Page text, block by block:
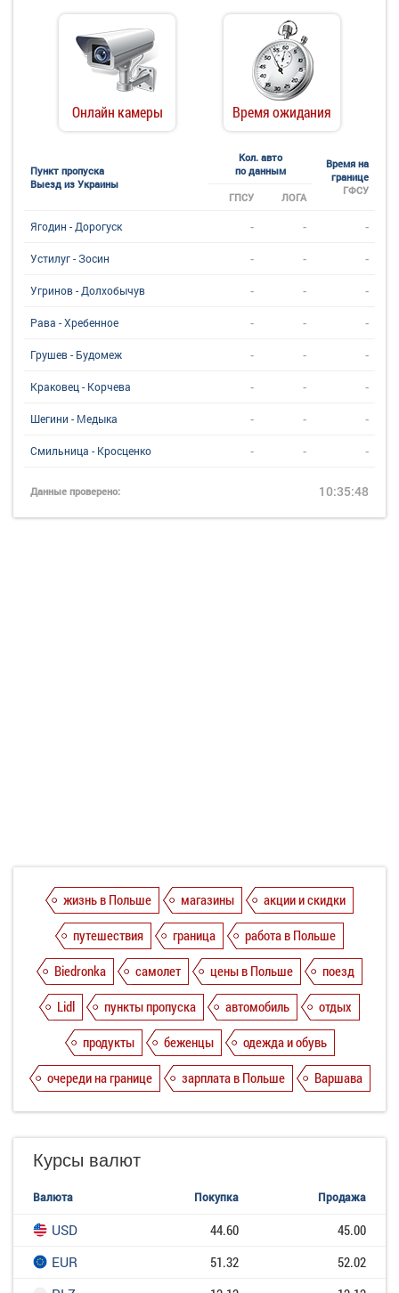
Онлайн камеры Время ожидания
Пункт пропуска
Выезд из Украины
Кол. авто
по данным
Время на
границе
ГФСУ
ГПСУ ЛОГА
Ягодин - Дорогуск - - -
Устилуг - Зосин - - -
Угринов - Долхобычув - - -
Рава - Хребенное - - -
Грушев - Будомеж - - -
Краковец - Корчева - - -
Шегини - Медыка - - -
Смильница - Кросценко - - -
Данные проверено: 10:35:48
жизнь в Польше магазины
акции и скидки
путешествия
граница
работа в Польше
Biedronka
самолет цены в Польше
поезд
Lidl
пункты пропуска автомобиль
отдых
продукты
беженцы
одежда и обувь
очереди на границе
зарплата в Польше Варшава
Курсы валют
Валюта Покупка Продажа
USD 44.60
45.00
EUR
51.32
52.02